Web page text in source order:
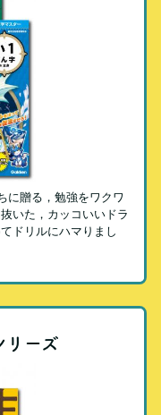
に贈る，勉強をワクワ
いた，カッコいいドラ
ドリルにハマりまし
リーズ